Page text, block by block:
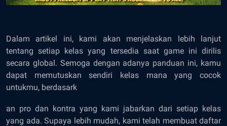
Dalam artikel ini, kami akan menjelaskan lebih lanjut
tentang setiap kelas yang tersedia saat game ini dirilis
secara global. Semoga dengan adanya panduan ini, kamu
dapat memutuskan sendiri kelas mana yang cocok
untukmu, berdasark
an pro dan kontra yang kami jabarkan dari setiap kelas
yang ada. Supaya lebih mudah, kami telah membuat daftar